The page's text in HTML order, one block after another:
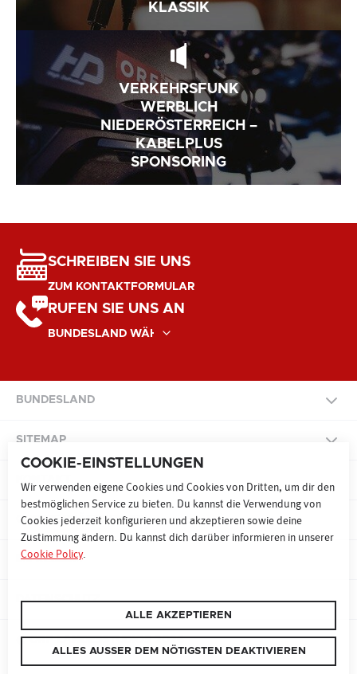
KLASSIK
VERKEHRSFUNK
WERBLICH
NIEDERÖSTERREICH –
KABELPLUS
SPONSORING
COOKIE-EINSTELLUNGEN
Wir verwenden eigene Cookies und Cookies von Dritten, um dir den
bestmöglichen Service zu bieten. Du kannst die Verwendung von
Cookies jederzeit konfigurieren und akzeptieren sowie deine
Zustimmung ändern. Du kannst dich darüber informieren in unserer
Cookie Policy.
ALLE AKZEPTIEREN
ALLES AUSSER DEM NÖTIGSTEN DEAKTIVIEREN
SCHREIBEN SIE UNS
ZUM KONTAKTFORMULAR
RUFEN SIE UNS AN
BUNDESLAND
NATIONAL
KÄRNTEN
NIEDERÖSTERREICH
OBERÖSTERREICH
SALZBURG
SITEMAP
SITEMAP
RADIO FERNSEHEN ONLINE
TARIFE & DOWNLOADS FAKTEN
COOKIE PRÄFERENZEN
IMPRESSUM
DATENSCHUTZ
© ORF LANDESSTUDIOS 2026